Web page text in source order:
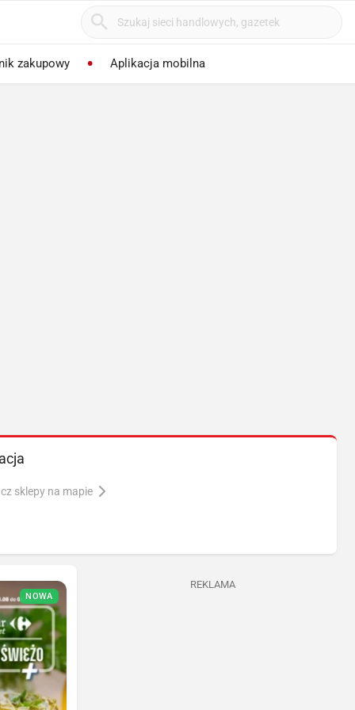
zakupowy Aplikacja mobilna
sklepy na mapie
NOWA
REKLAMA